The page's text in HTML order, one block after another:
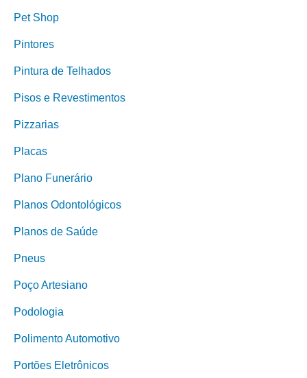
Pet Shop
Pintores
Pintura de Telhados
Pisos e Revestimentos
Pizzarias
Placas
Plano Funerário
Planos Odontológicos
Planos de Saúde
Pneus
Poço Artesiano
Podologia
Polimento Automotivo
Portões Eletrônicos